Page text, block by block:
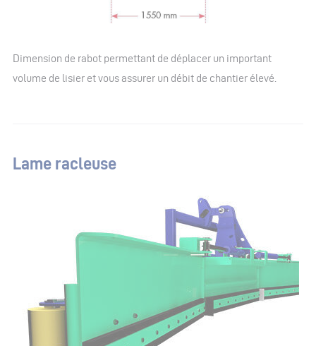
Dimension de rabot permettant de déplacer un important
volume de lisier et vous assurer un débit de chantier élevé.
Lame racleuse